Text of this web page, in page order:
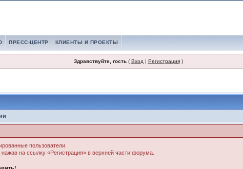
ПРЕСС-ЦЕНТР КЛИЕНТЫ И ПРОЕКТЫ
Здравствуйте, гость( Вход | Регистрация)
пользователи.
на ссылку «Регистрация» в верхней части форума.